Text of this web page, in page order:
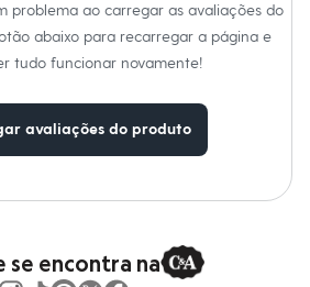
problema ao carregar as avaliações do
abaixo para recarregar a página e
tudo funcionar novamente!
avaliações do produto
se encontra na